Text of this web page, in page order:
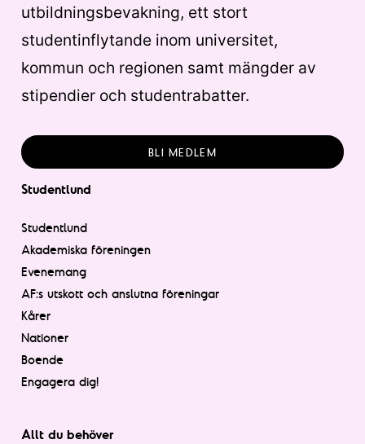
utbildningsbevakning, ett stort
studentinflytande inom universitet,
kommun och regionen samt mängder av
stipendier och studentrabatter.
BLI MEDLEM
Studentlund
Studentlund
Akademiska föreningen
Evenemang
AF:s utskott och anslutna föreningar
Kårer
Nationer
Boende
Engagera dig!
Allt du behöver